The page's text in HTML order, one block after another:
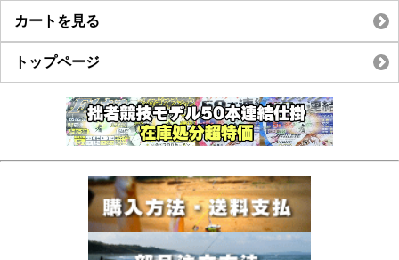
カートを見る
トップページ